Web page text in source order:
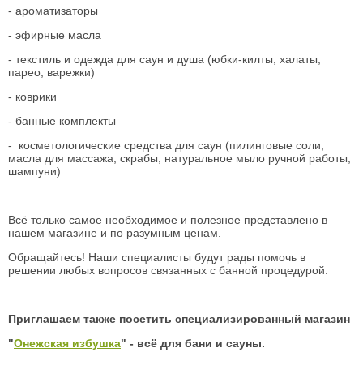
- ароматизаторы
- эфирные масла
- текстиль и одежда для саун и душа (юбки-килты, халаты,
парео, варежки)
- коврики
- банные комплекты
- косметологические средства для саун (пилинговые соли,
масла для массажа, скрабы, натуральное мыло ручной работы,
шампуни)
Всё только самое необходимое и полезное представлено в
нашем магазине и по разумным ценам.
Обращайтесь! Наши специалисты будут рады помочь в
решении любых вопросов связанных с банной процедурой.
Приглашаем также посетить специализированный магазин
"Онежская избушка" - всё для бани и сауны.